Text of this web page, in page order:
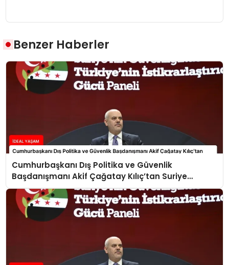
Benzer Haberler
Cumhurbaşkanı Dış Politika ve Güvenlik
Başdanışmanı Akif Çağatay Kılıç’tan Suriye
Panelinde Önemli Açıklamalar